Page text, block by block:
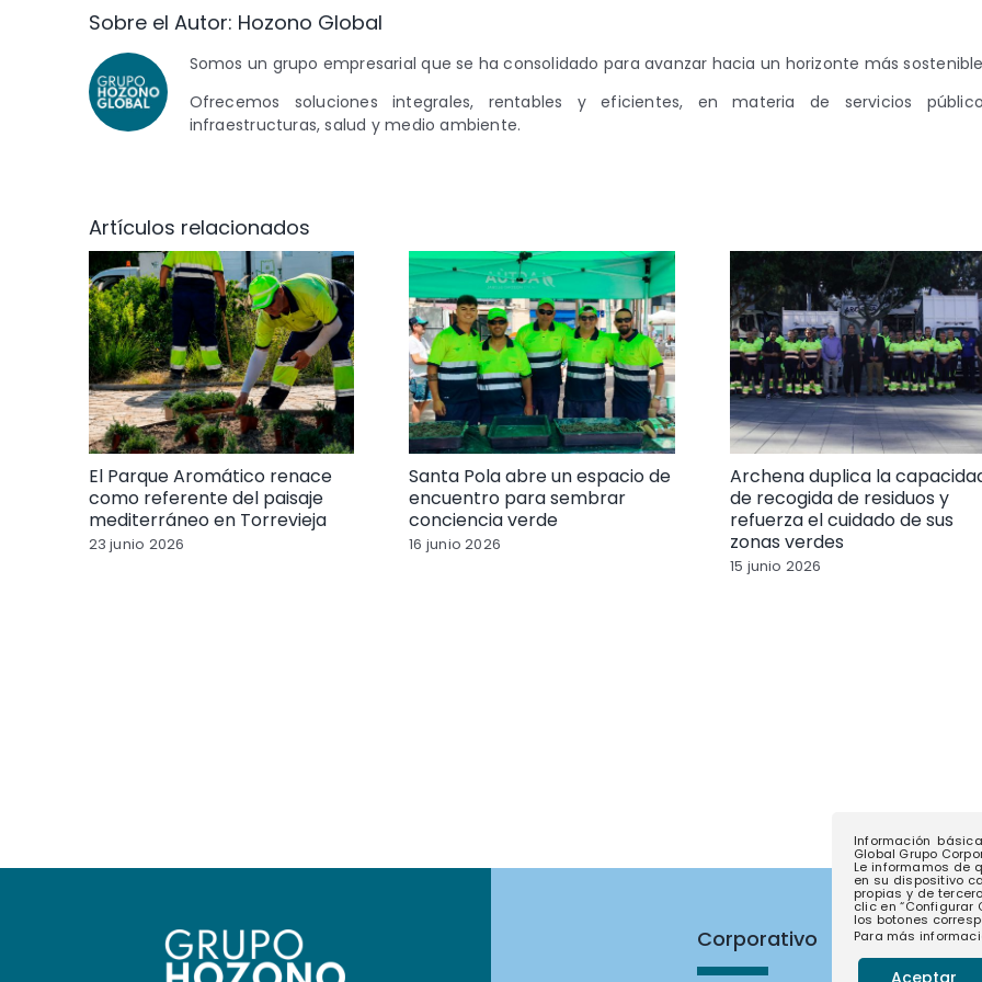
Sobre el Autor: Hozono Global
Somos un grupo empresarial que se ha consolidado para avanzar hacia un horizonte más
Ofrecemos soluciones integrales, rentables y eficientes, en materia de servicios
infraestructuras, salud y medio ambiente.
Artículos relacionados
El Parque Aromático renace
como referente del paisaje
mediterráneo en Torrevieja
23 junio 2026
Santa Pola abre un espacio de
encuentro para sembrar
conciencia verde
16 junio 2026
Archena duplica la
de recogida de residuos y
refuerza el cuidado de sus
zonas verdes
15 junio 2026
Corporativo
Información
Global Grupo
Le informamos de
en su dispositivo
propias y de
clic en “Configurar
los botones
Para más
Aceptar